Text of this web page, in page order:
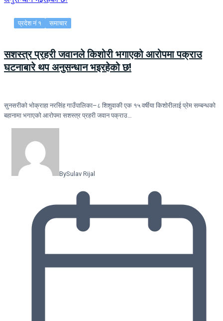
प्रदेश नं १ समाचार
सशस्त्र प्रहरी जवानले किशोरी भगाएको आरोपमा पक्राउ
घटनाबारे थप अनुसन्धान भइरहेको छ!
सुनसरीको भोक्राहा नरसिंह गाउँपालिका–८ शिशुवाकी एक १५ वर्षीया किशोरीलाई प्रेम सम्बन्धको
बहानामा भगाएको आरोपमा सशस्त्र प्रहरी जवान पक्राउ…
BySulav Rijal